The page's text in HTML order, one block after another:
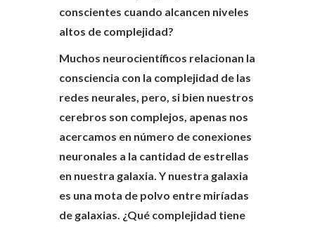
conscientes cuando alcancen niveles
altos de complejidad?
Muchos neurocientíficos relacionan la
consciencia con la complejidad de las
redes neurales, pero, si bien nuestros
cerebros son complejos, apenas nos
acercamos en número de conexiones
neuronales a la cantidad de estrellas
en nuestra galaxia. Y nuestra galaxia
es una mota de polvo entre miríadas
de galaxias. ¿Qué complejidad tiene